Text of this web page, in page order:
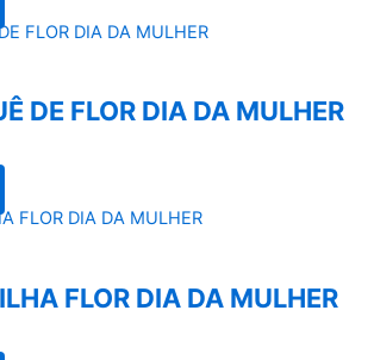
DE FLOR DIA DA MULHER
FLOR DIA DA MULHER